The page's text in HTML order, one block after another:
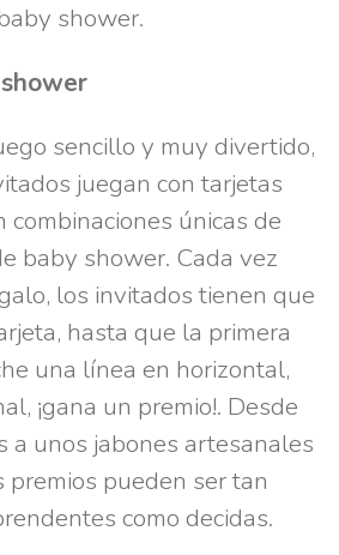
shower.
sencillo y muy divertido,
juegan con tarjetas
combinaciones únicas de
baby shower. Cada vez
los invitados tienen que
hasta que la primera
una línea en horizontal,
¡gana un premio!. Desde
a unos jabones artesanales
premios pueden ser tan
como decidas.